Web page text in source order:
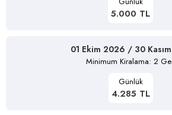
5.000 TL
01 Ekim 2026 / 30
Minimum Kiralama: 2
Günlük
4.285 TL